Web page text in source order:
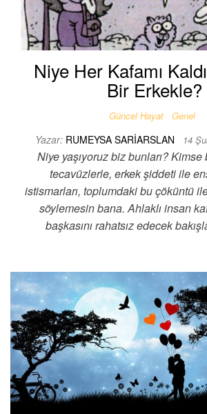
Niye Her Kafamı
Bir Erkekle?
Güncel Hayat Genel
Yazar: RUMEYSA SARIARSLAN 14
Niye yaşıyoruz biz bunları? Kimse
tecavüzlerle, erkek şiddeti ile
istismarları, toplumdaki bu çöküntü
söylemesin bana. Ahlaklı insan
başkasını rahatsız edecek